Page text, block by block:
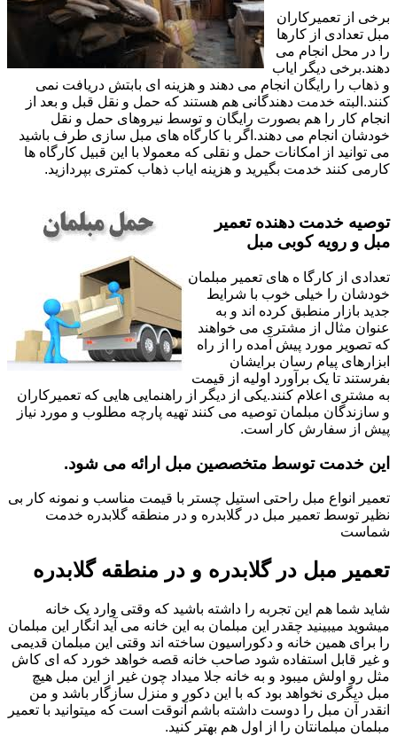
برخی از تعمیرکاران
مبل تعدادی از کارها
را در محل انجام می
دهند.برخی دیگر ایاب
و ذهاب را رایگان انجام می دهند و هزینه ای بابتش دریافت نمی
کنند.البته خدمت دهندگانی هم هستند که حمل و نقل قبل و بعد از
انجام کار را هم بصورت رایگان و توسط نیروهای حمل و نقل
خودشان انجام می دهند.اگر با کارگاه های مبل سازی طرف باشید
می توانید از امکانات حمل و نقلی که معمولا با این قبیل کارگاه ها
کارمی کنند خدمت بگیرید و هزینه ایاب ذهاب کمتری بپردازید.
توصیه خدمت دهنده تعمیر
مبل و رویه کوبی مبل
تعدادی از کارگا ه های تعمیر مبلمان
خودشان را خیلی خوب با شرایط
جدید بازار منطبق کرده اند و به
عنوان مثال از مشتری می خواهند
که تصویر مورد پیش آمده را از راه
ابزارهای پیام رسان برایشان
بفرستند تا یک برآورد اولیه از قیمت
به مشتری اعلام کنند.یکی از دیگر از راهنمایی هایی که تعمیرکاران
و سازندگان مبلمان توصیه می کنند تهیه پارچه مطلوب و مورد نیاز
پیش از سفارش کار است.
این خدمت توسط متخصصین مبل ارائه می شود.
تعمیر انواع مبل راحتی استیل چستر با قیمت مناسب و نمونه کار بی
نظیر توسط تعمیر مبل در گلابدره و در منطقه گلابدره خدمت
شماست
تعمیر مبل در گلابدره و در منطقه گلابدره
شاید شما هم این تجربه را داشته باشید که وقتی وارد یک خانه
میشوید میبینید چقدر این مبلمان به این خانه می آید انگار این مبلمان
را برای همین خانه و دکوراسیون ساخته اند وقتی این مبلمان قدیمی
و غیر قابل استفاده شود صاحب خانه قصه خواهد خورد که ای کاش
مثل رو اولش میبود و به خانه جلا میداد چون غیر از این مبل هیچ
مبل دیگری نخواهد بود که با این دکور و منزل سازگار باشد و من
انقدر آن مبل را دوست داشته باشم آنوقت است که میتوانید با تعمیر
مبلمان مبلمانتان را از اول هم بهتر کنید.